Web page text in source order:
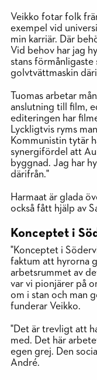
Veikko fotar folk
exempel vid
min karriär. Där
Vid behov har jag
stans förmånligaste
golvtvättmaskin
Tuomas arbetar
anslutning till film,
editeringen har
Lyckligtvis ryms
Kommunistin tytär
synergifördel att
byggnad. Jag har
därifrån."
Harmaat är glada
också fått hjälp av
Konceptet i
"Konceptet i
faktum att hyrorna
arbetsrummet av
var vi pionjärer på
om i stan och man
funderar Veikko.
"Det är trevligt att
med. Det här
egen grej. Den
André.